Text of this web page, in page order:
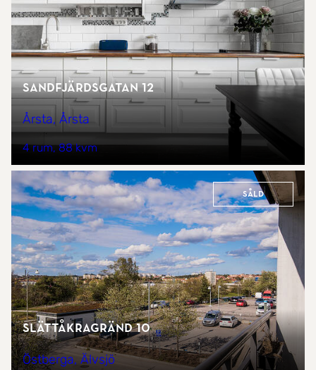
Sandfjärdsgatan 12
Årsta, Årsta
4 rum 88 kvm
Såld
Slättåkragränd 10
Östberga, Älvsjö